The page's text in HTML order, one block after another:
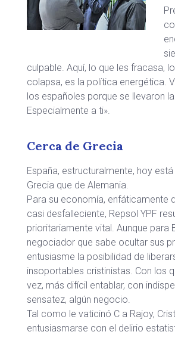
culpable. Aquí, lo que les fracasa,
colapsa, es la política energética.
los españoles porque se llevaron
Especialmente a ti».
Cerca de Grecia
España, estructuralmente, hoy
Grecia que de Alemania.
Para su economía, enfáticamente
casi desfalleciente, Repsol YPF
prioritariamente vital. Aunque para
negociador que sabe ocultar sus
entusiasme la posibilidad de
insoportables cristinistas. Con los
vez, más difícil entablar, con
sensatez, algún negocio.
Tal como le vaticinó C a Rajoy,
entusiasmarse con el delirio